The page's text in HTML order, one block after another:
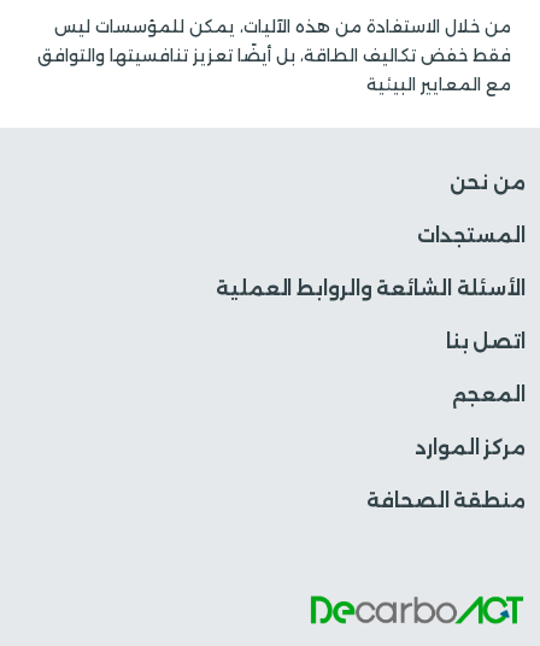
من خلال الاستفادة من هذه الآليات، يمكن للمؤسسات ليس
فقط خفض تكاليف الطاقة، بل أيضًا تعزيز تنافسيتها والتوافق
مع المعايير البيئية
من نحن
المستجدات
الأسئلة الشائعة والروابط العملية
اتصل بنا
المعجم
مركز الموارد
منطقة الصحافة